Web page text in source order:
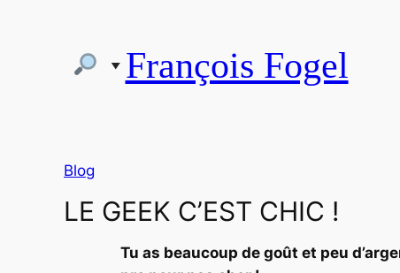
François Fogel
Blog
LE GEEK C’EST CHIC !
Tu as beaucoup de goût et peu